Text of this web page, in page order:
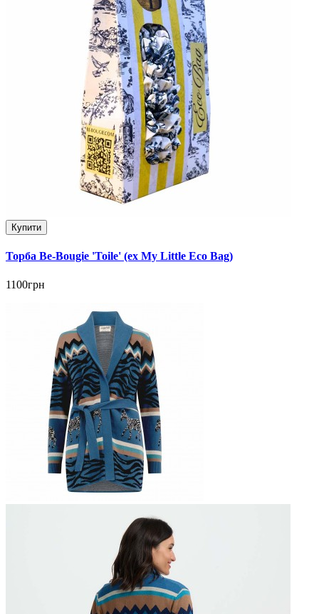
Купити
Торба Be-Bougie 'Toile' (ex My Little Eco Bag)
1100грн